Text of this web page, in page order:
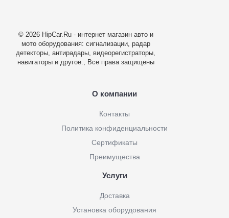
© 2026 HipCar.Ru - интернет магазин авто и
мото оборудования: сигнализации, радар
детекторы, антирадары, видеорегистраторы,
навигаторы и другое., Все права защищены
О компании
Контакты
Политика конфиденциальности
Сертификаты
Преимущества
Услуги
Доставка
Установка оборудования